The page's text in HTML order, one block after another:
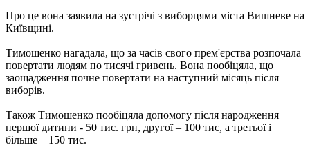
Про це вона заявила на зустрічі з виборцями міста Вишневе на
Київщині.
Тимошенко нагадала, що за часів свого прем'єрства розпочала
повертати людям по тисячі гривень. Вона пообіцяла, що
заощадження почне повертати на наступний місяць після
виборів.
Також Тимошенко пообіцяла допомогу після народження
першої дитини - 50 тис. грн, другої – 100 тис, а третьої і
більше – 150 тис.